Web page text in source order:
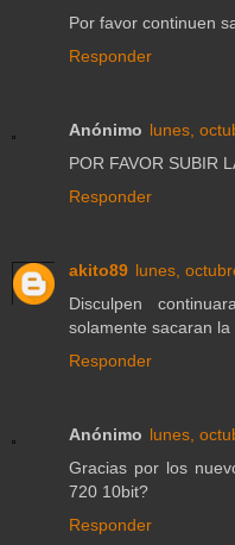
Por favor continuen
Responder
Anónimo lunes,
POR FAVOR SUBIR
Responder
akito89 lunes,
Disculpen
solamente sacaran la
Responder
Anónimo lunes,
Gracias por los
720 10bit?
Responder